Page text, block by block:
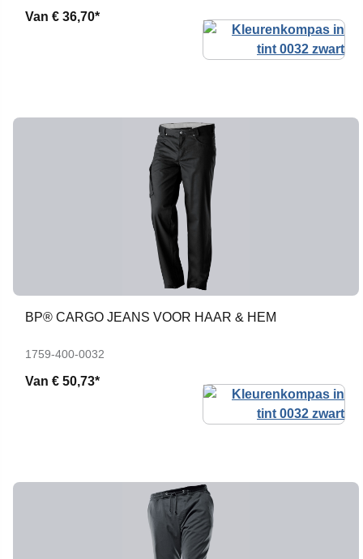
Van € 36,70*
BP® CARGO JEANS VOOR HAAR & HEM
1759-400-0032
Van € 50,73*